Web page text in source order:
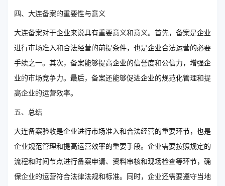
四、大连备案的重要性与意义
大连备案对于企业来说具有重要意义和意义。首先，备案是企业
进行市场准入和合法经营的前提条件，也是企业合法运营的必要
手续之一。其次，备案能够提高企业的信誉度和公信力，增强企
业的市场竞争力。最后，备案还能够促进企业的规范化管理和提
高企业的运营效率。
五、总结
大连备案验收是企业进行市场准入和合法经营的重要环节，也是
企业规范管理和提高运营效率的重要手段。企业需要按照规定的
流程和时间节点进行备案申请、资料审核和现场检查等环节，确
保企业的运营符合法律法规和标准。同时，企业还需要遵守当地